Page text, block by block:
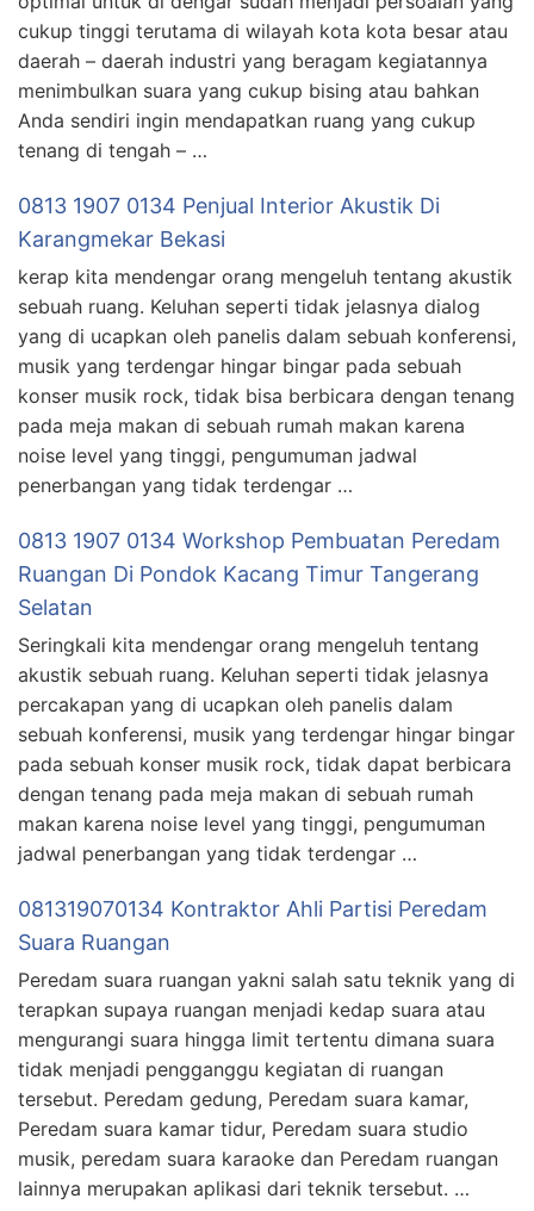
cukup tinggi terutama di wilayah kota kota besar atau
daerah – daerah industri yang beragam kegiatannya
menimbulkan suara yang cukup bising atau bahkan
Anda sendiri ingin mendapatkan ruang yang cukup
tenang di tengah – …
0813 1907 0134 Penjual Interior Akustik Di
Karangmekar Bekasi
kerap kita mendengar orang mengeluh tentang akustik
sebuah ruang. Keluhan seperti tidak jelasnya dialog
yang di ucapkan oleh panelis dalam sebuah konferensi,
musik yang terdengar hingar bingar pada sebuah
konser musik rock, tidak bisa berbicara dengan tenang
pada meja makan di sebuah rumah makan karena
noise level yang tinggi, pengumuman jadwal
penerbangan yang tidak terdengar …
0813 1907 0134 Workshop Pembuatan Peredam
Ruangan Di Pondok Kacang Timur Tangerang
Selatan
Seringkali kita mendengar orang mengeluh tentang
akustik sebuah ruang. Keluhan seperti tidak jelasnya
percakapan yang di ucapkan oleh panelis dalam
sebuah konferensi, musik yang terdengar hingar bingar
pada sebuah konser musik rock, tidak dapat berbicara
dengan tenang pada meja makan di sebuah rumah
makan karena noise level yang tinggi, pengumuman
jadwal penerbangan yang tidak terdengar …
081319070134 Kontraktor Ahli Partisi Peredam
Suara Ruangan
Peredam suara ruangan yakni salah satu teknik yang di
terapkan supaya ruangan menjadi kedap suara atau
mengurangi suara hingga limit tertentu dimana suara
tidak menjadi pengganggu kegiatan di ruangan
tersebut. Peredam gedung, Peredam suara kamar,
Peredam suara kamar tidur, Peredam suara studio
musik, peredam suara karaoke dan Peredam ruangan
lainnya merupakan aplikasi dari teknik tersebut. …